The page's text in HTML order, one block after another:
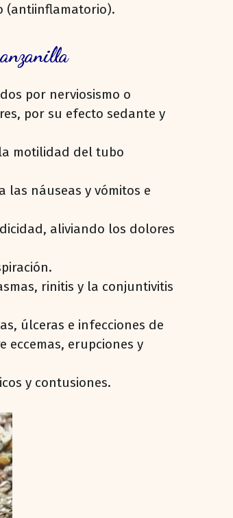
(antiinflamatorio).
por nerviosismo o
por su efecto sedante y
motilidad del tubo
las náuseas y vómitos e
aliviando los dolores
rinitis y la conjuntivitis
úlceras e infecciones de
eccemas, erupciones y
y contusiones.